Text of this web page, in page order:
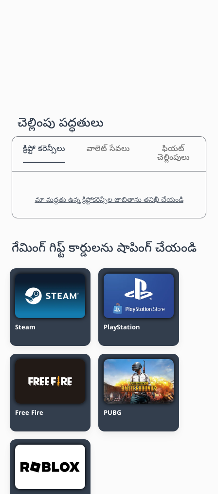
చెల్లింపు పద్ధతులు
క్రిప్టో కరెన్సీలు వాలెట్ సేవలు
ఫియట్
చెల్లింపులు
మా మద్దతు ఉన్న క్రిప్టోకరెన్సీల జాబితాను తనిఖీ చేయండి
గేమింగ్ గిఫ్ట్ కార్డులను షాపింగ్ చేయండి
Steam PlayStation
Free Fire PUBG